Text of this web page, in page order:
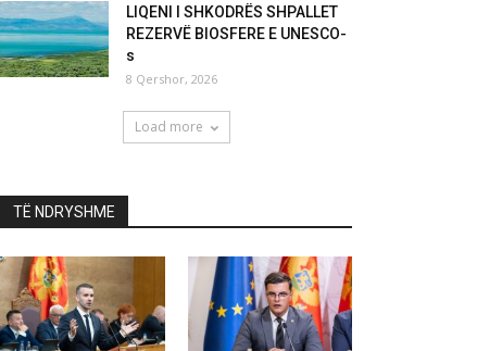
LIQENI I SHKODRËS SHPALLET
REZERVË BIOSFERE E UNESCO-
s
8 Qershor, 2026
Load more
TË NDRYSHME